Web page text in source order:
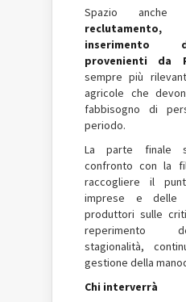
Spazio
reclutamento,
inserimento
provenienti da
sempre più
agricole che
fabbisogno di
periodo.
La parte finale
confronto con la
raccogliere il
imprese e delle
produttori sulle
reperimento
stagionalità,
gestione della
Chi interverrà